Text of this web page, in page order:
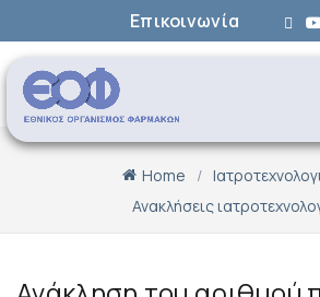
Επικοινωνία
Home
Ανακλήσεις